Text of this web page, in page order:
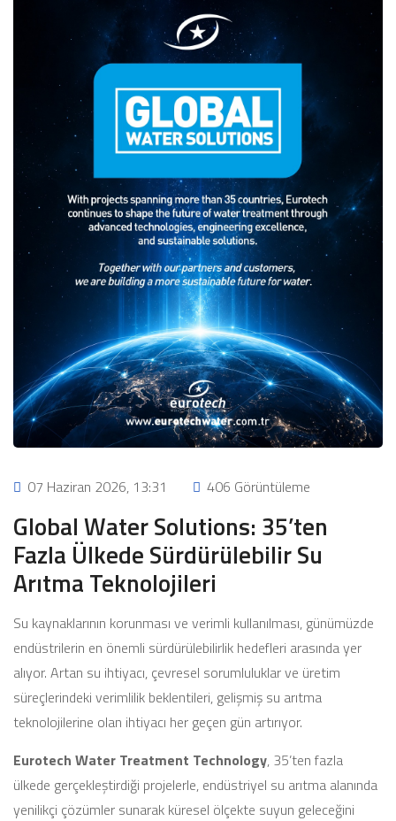
07 Haziran 2026, 13:31 406 Görüntüleme
Global Water Solutions: 35’ten
Fazla Ülkede Sürdürülebilir Su
Arıtma Teknolojileri
Su kaynaklarının korunması ve verimli kullanılması, günümüzde
endüstrilerin en önemli sürdürülebilirlik hedefleri arasında yer
alıyor. Artan su ihtiyacı, çevresel sorumluluklar ve üretim
süreçlerindeki verimlilik beklentileri, gelişmiş su arıtma
teknolojilerine olan ihtiyacı her geçen gün artırıyor.
Eurotech Water Treatment Technology, 35’ten fazla
ülkede gerçekleştirdiği projelerle, endüstriyel su arıtma alanında
yenilikçi çözümler sunarak küresel ölçekte suyun geleceğini